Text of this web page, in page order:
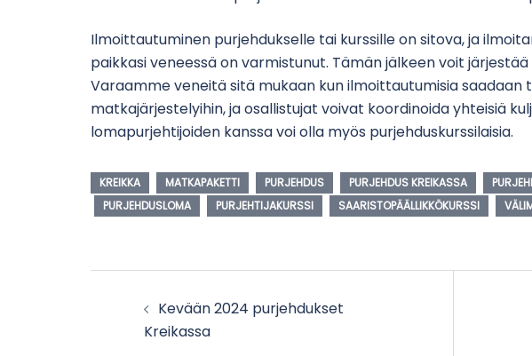
Ilmoittautuminen purjehdukselle tai kurssille on sitova, ja
paikkasi veneessä on varmistunut. Tämän jälkeen voit
Varaamme veneitä sitä mukaan kun ilmoittautumisia saadaan
matkajärjestelyihin, ja osallistujat voivat koordinoida yhteisiä
lomapurjehtijoiden kanssa voi olla myös purjehduskurssilaisia.
KREIKKA MATKAPAKETTI PURJEHDUS PURJEHDUS KREIKASSA
PURJEHDUSLOMA
PURJEHTIJAKURSSI SAARISTOPÄÄLLIKKÖKURSSI
Post
navigation
Kevään 2024 purjehdukset
Kreikassa